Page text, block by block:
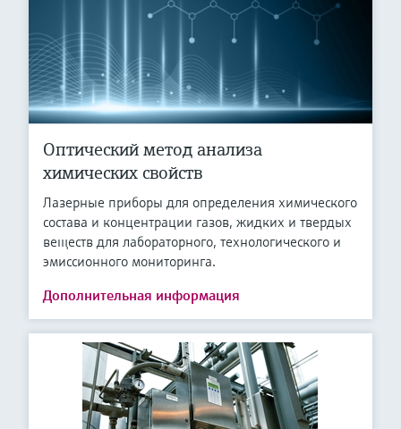
Оптический метод анализа
химических свойств
Лазерные приборы для определения химического
состава и концентрации газов, жидких и твердых
веществ для лабораторного, технологического и
эмиссионного мониторинга.
Дополнительная информация